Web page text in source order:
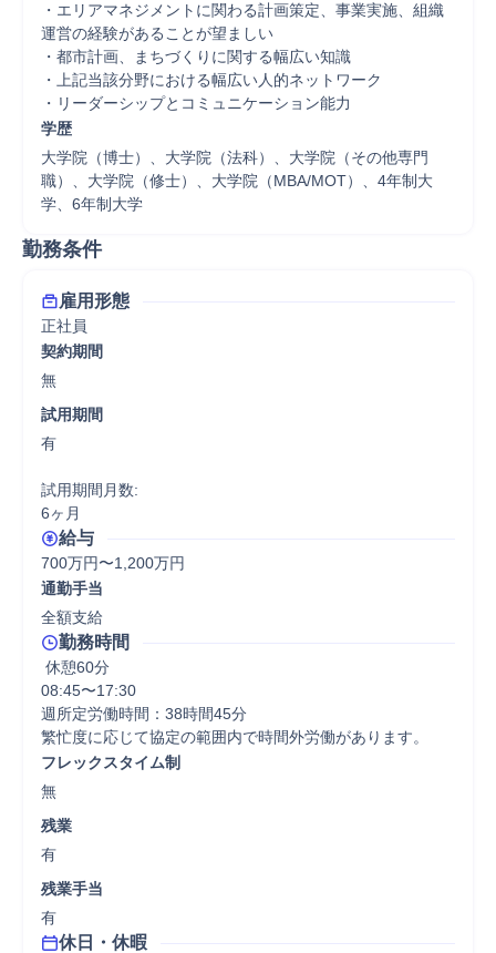
・エリアマネジメントに関わる計画策定、事業実施、組織
運営の経験があることが望ましい
・都市計画、まちづくりに関する幅広い知識
・上記当該分野における幅広い人的ネットワーク
・リーダーシップとコミュニケーション能力
学歴
大学院（博士）、大学院（法科）、大学院（その他専門
職）、大学院（修士）、大学院（MBA/MOT）、4年制大
学、6年制大学
勤務条件
雇用形態
正社員
契約期間
無
試用期間
有
試用期間月数:
6ヶ月
給与
700万円〜1,200万円
通勤手当
全額支給
勤務時間
休憩60分
08:45〜17:30
週所定労働時間：38時間45分
繁忙度に応じて協定の範囲内で時間外労働があります。
フレックスタイム制
無
残業
有
残業手当
有
休日・休暇